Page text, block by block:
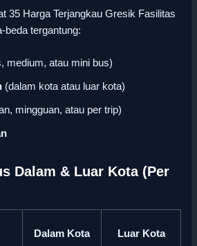
35 Harga Terjangkau Gresik Fasilitas
beda tergantung:
medium, atau mini bus)
(dalam kota atau luar kota)
mingguan, atau per trip)
Dalam & Luar Kota (Per
Dalam Kota Luar Kota